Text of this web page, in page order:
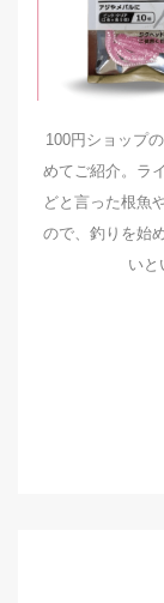
100円ショップ
めてご紹介。ラ
どと言った根魚
ので、釣りを始
いと